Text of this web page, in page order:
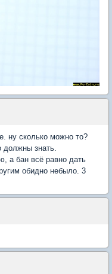
ну сколько можно то?
должны знать.
а бан всё равно дать
обидно небыло. 3